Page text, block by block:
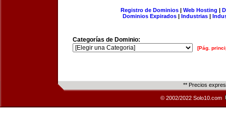
Registro de Dominios| Web Hosting |
Dominios Expirados | Industrias |
Categorías de Dominio:
[Pág.
** Precios
© 2002/2022 Solo10.com